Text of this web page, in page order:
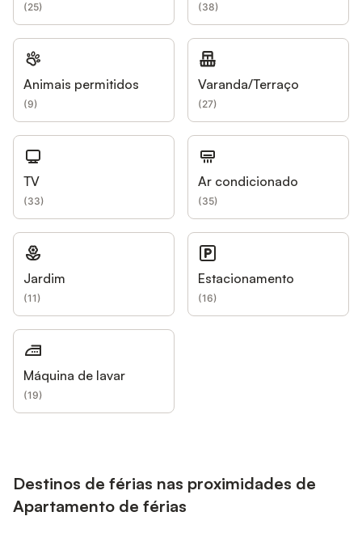
(25) (38)
Animais permitidos
(9)
Varanda/Terraço
(27)
TV
(33)
Ar condicionado
(35)
Jardim
(11)
Estacionamento
(16)
Máquina de lavar
(19)
Destinos de férias nas proximidades de
Apartamento de férias